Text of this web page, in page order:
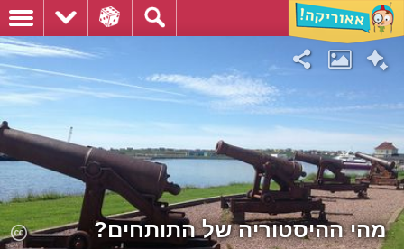
מהי ההיסטוריה של התותחים?